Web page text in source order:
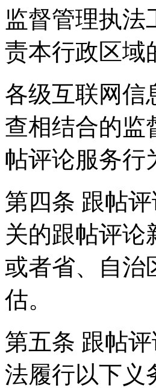
监督管理执法
责本行政区域
各级互联网信
查相结合的监
帖评论服务行
第四条 跟帖
关的跟帖评论
或者省、自治
估。
第五条 跟帖
法履行以下义